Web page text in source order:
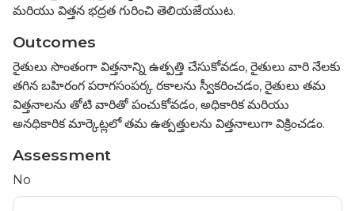
మరియు విత్తన భద్రత గురించి తెలియజేయుట.
Outcomes
రైతులు సొంతంగా విత్తనాన్ని ఉత్పత్తి చేసుకోవడం, రైతులు వారి నేలకు
తగిన బహిరంగ పరాగసంపర్క రకాలను స్వీకరించడం, రైతులు తమ
విత్తనాలను తోటి వారితో పంచుకోవడం, అధికారిక మరియు
అనధికారిక మార్కెట్లలో తమ ఉత్పత్తులను విత్తనాలుగా విక్రించడం.
Assessment
No